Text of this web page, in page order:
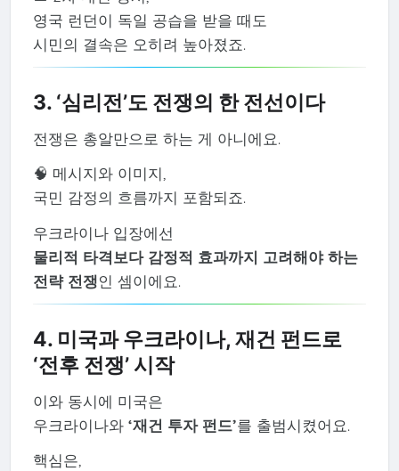
영국 런던이 독일 공습을 받을 때도
시민의 결속은 오히려 높아졌죠.
3. ‘심리전’도 전쟁의 한 전선이다
전쟁은 총알만으로 하는 게 아니에요.
🧠 메시지와 이미지,
국민 감정의 흐름까지 포함되죠.
우크라이나 입장에선
물리적 타격보다 감정적 효과까지 고려해야 하는
전략 전쟁인 셈이에요.
4. 미국과 우크라이나, 재건 펀드로
‘전후 전쟁’ 시작
이와 동시에 미국은
우크라이나와 ‘재건 투자 펀드’를 출범시켰어요.
핵심은,